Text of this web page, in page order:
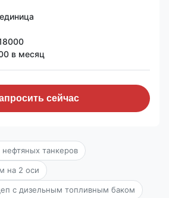
в месяц
сейчас
танкеров
на 2 оси
с дизельным топливным баком